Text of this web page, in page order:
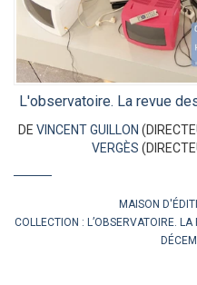
L'observatoire. La revue
DE VINCENT GUILLON
VERGÈS
MAISON
COLLECTION : L’OBSERVATOIRE.